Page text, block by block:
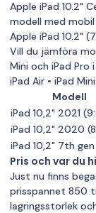
iPad 9
10.2"
Garanti 12 mån
Apple iPad 10.2"
modell med mobil
Apple iPad 10.2"
Vill du jämföra
Mini och iPad Pro
iPad Air • iPad Mini
Modell
iPad 10,2" 2021
iPad 10,2" 2020
iPad 10,2" 7th gen
Pris och var du
Just nu finns
prisspannet 850
lagringsstorlek